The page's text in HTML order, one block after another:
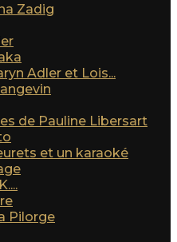
Zadig
Adler et Lois...
de Pauline Libersart
et un karaoké
Pilorge